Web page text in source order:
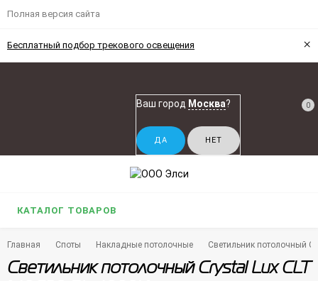
Полная версия сайта
Бесплатный подбор трекового освещения ×
Ваш город Москва? 0
КАТАЛОГ ТОВАРОВ
Главная Споты Накладные потолочные Светильник потолочный
Светильник потолочный Crystal Lux CLT